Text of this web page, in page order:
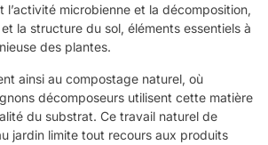
l’activité microbienne et la décomposition,
la structure du sol, éléments essentiels à
des plantes.
ainsi au compostage naturel, où
décomposeurs utilisent cette matière
du substrat. Ce travail naturel de
jardin limite tout recours aux produits